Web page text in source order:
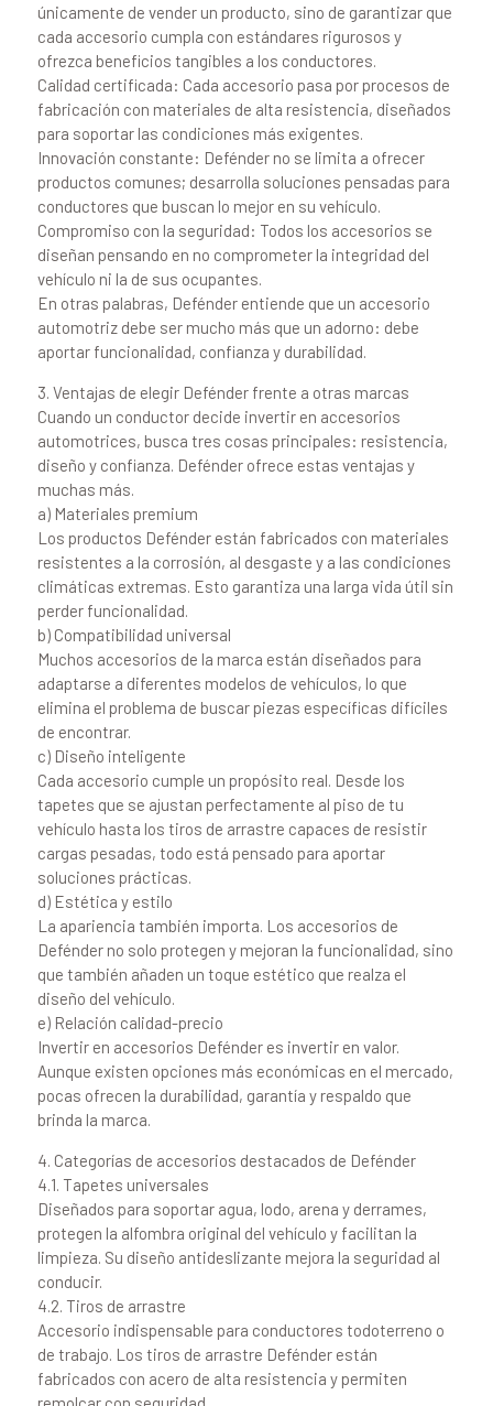
únicamente de vender un producto, sino de garantizar que
cada accesorio cumpla con estándares rigurosos y
ofrezca beneficios tangibles a los conductores.
Calidad certificada: Cada accesorio pasa por procesos de
fabricación con materiales de alta resistencia, diseñados
para soportar las condiciones más exigentes.
Innovación constante: Defénder no se limita a ofrecer
productos comunes; desarrolla soluciones pensadas para
conductores que buscan lo mejor en su vehículo.
Compromiso con la seguridad: Todos los accesorios se
diseñan pensando en no comprometer la integridad del
vehículo ni la de sus ocupantes.
En otras palabras, Defénder entiende que un accesorio
automotriz debe ser mucho más que un adorno: debe
aportar funcionalidad, confianza y durabilidad.
3. Ventajas de elegir Defénder frente a otras marcas
Cuando un conductor decide invertir en accesorios
automotrices, busca tres cosas principales: resistencia,
diseño y confianza. Defénder ofrece estas ventajas y
muchas más.
a) Materiales premium
Los productos Defénder están fabricados con materiales
resistentes a la corrosión, al desgaste y a las condiciones
climáticas extremas. Esto garantiza una larga vida útil sin
perder funcionalidad.
b) Compatibilidad universal
Muchos accesorios de la marca están diseñados para
adaptarse a diferentes modelos de vehículos, lo que
elimina el problema de buscar piezas específicas difíciles
de encontrar.
c) Diseño inteligente
Cada accesorio cumple un propósito real. Desde los
tapetes que se ajustan perfectamente al piso de tu
vehículo hasta los tiros de arrastre capaces de resistir
cargas pesadas, todo está pensado para aportar
soluciones prácticas.
d) Estética y estilo
La apariencia también importa. Los accesorios de
Defénder no solo protegen y mejoran la funcionalidad, sino
que también añaden un toque estético que realza el
diseño del vehículo.
e) Relación calidad-precio
Invertir en accesorios Defénder es invertir en valor.
Aunque existen opciones más económicas en el mercado,
pocas ofrecen la durabilidad, garantía y respaldo que
brinda la marca.
4. Categorías de accesorios destacados de Defénder
4.1. Tapetes universales
Diseñados para soportar agua, lodo, arena y derrames,
protegen la alfombra original del vehículo y facilitan la
limpieza. Su diseño antideslizante mejora la seguridad al
conducir.
4.2. Tiros de arrastre
Accesorio indispensable para conductores todoterreno o
de trabajo. Los tiros de arrastre Defénder están
fabricados con acero de alta resistencia y permiten